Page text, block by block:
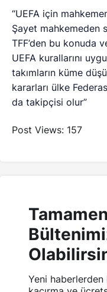
“UEFA için
Şayet mahkemeden
TFF’den bu konuda
UEFA kurallarını
takımların küme
kararları ülke
da takipçisi olur”
Post Views: 157
Yeni haberlerden